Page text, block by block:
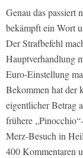
Genau das passiert
bekämpft ein Wort
Der Strafbefehl
Hauptverhandlung
Euro-Einstellung
Bekommen hat der
eigentlicher Betrag
frühere
Merz-Besuch in
400 Kommentaren